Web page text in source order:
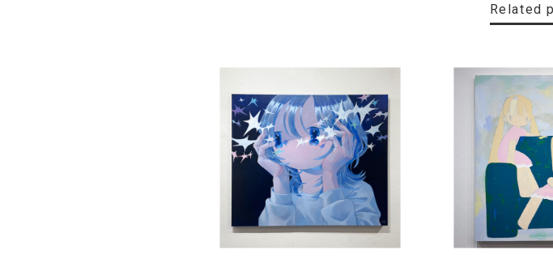
Related